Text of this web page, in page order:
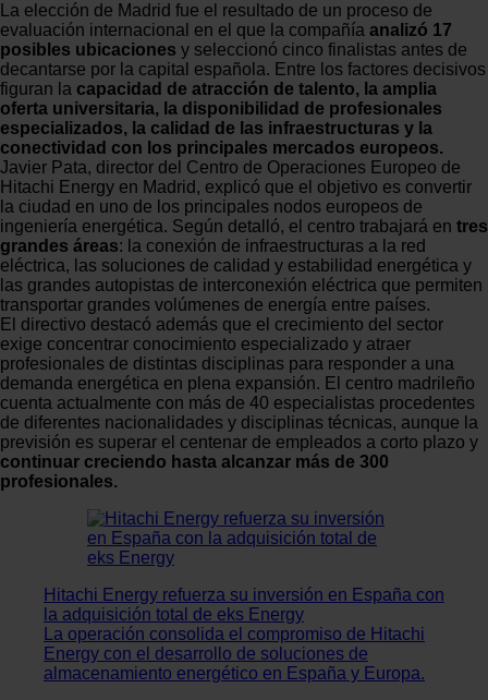
La elección de Madrid fue el resultado de un proceso de
evaluación internacional en el que la compañía analizó 17
posibles ubicaciones y seleccionó cinco finalistas antes de
decantarse por la capital española. Entre los factores decisivos
figuran la capacidad de atracción de talento, la amplia
oferta universitaria, la disponibilidad de profesionales
especializados, la calidad de las infraestructuras y la
conectividad con los principales mercados europeos.
Javier Pata, director del Centro de Operaciones Europeo de
Hitachi Energy en Madrid, explicó que el objetivo es convertir
la ciudad en uno de los principales nodos europeos de
ingeniería energética. Según detalló, el centro trabajará en tres
grandes áreas: la conexión de infraestructuras a la red
eléctrica, las soluciones de calidad y estabilidad energética y
las grandes autopistas de interconexión eléctrica que permiten
transportar grandes volúmenes de energía entre países.
El directivo destacó además que el crecimiento del sector
exige concentrar conocimiento especializado y atraer
profesionales de distintas disciplinas para responder a una
demanda energética en plena expansión. El centro madrileño
cuenta actualmente con más de 40 especialistas procedentes
de diferentes nacionalidades y disciplinas técnicas, aunque la
previsión es superar el centenar de empleados a corto plazo y
continuar creciendo hasta alcanzar más de 300
profesionales.
Hitachi Energy refuerza su inversión en España con
la adquisición total de eks Energy
La operación consolida el compromiso de Hitachi
Energy con el desarrollo de soluciones de
almacenamiento energético en España y Europa.